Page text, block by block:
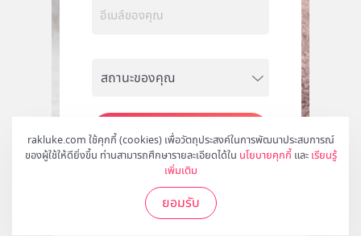
rakluke.com ใช้คุกกี้ (cookies) เพื่อวัตถุประสงค์ในการพัฒนาประสบการณ์
ของผู้ใช้ให้ดียิ่งขึ้น ท่านสามารถศึกษารายละเอียดได้ใน นโยบายคุกกี้ และ เรียนรู้
เพิ่มเติม
ยอมรับ
สมัคร
ติดตามเราได้ที่